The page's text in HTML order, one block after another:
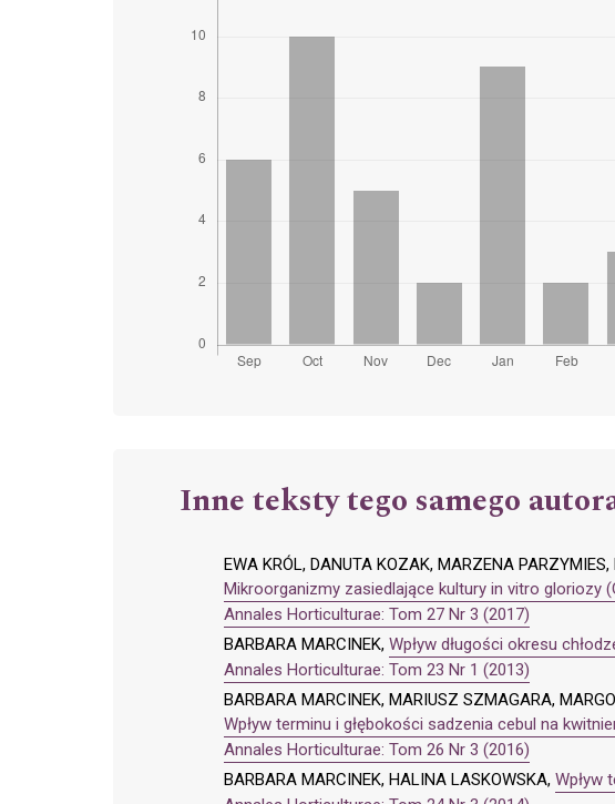
Inne teksty tego samego
EWA KRÓL, DANUTA KOZAK, MARZENA
Mikroorganizmy zasiedlające kultury in vitro gloriozy
Annales Horticulturae: Tom 27 Nr 3 (2017)
BARBARA MARCINEK, Wpływ długości okresu
Annales Horticulturae: Tom 23 Nr 1 (2013)
BARBARA MARCINEK, MARIUSZ SZMAGARA,
Wpływ terminu i głębokości sadzenia cebul na
Annales Horticulturae: Tom 26 Nr 3 (2016)
BARBARA MARCINEK, HALINA LASKOWSKA, Wpływ